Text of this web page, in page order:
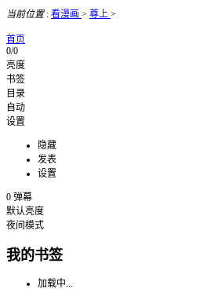
当前位置: 看漫画 > 尊上 >
首页
0/0
亮度
书签
目录
自动
设置
隐藏
发表
设置
0 弹幕
默认亮度
夜间模式
我的书签
加载中...